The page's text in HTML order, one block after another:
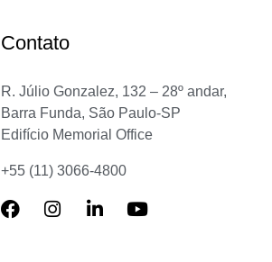
Contato
R. Júlio Gonzalez, 132 – 28º andar,
Barra Funda, São Paulo-SP
Edifício Memorial Office
+55 (11) 3066-4800